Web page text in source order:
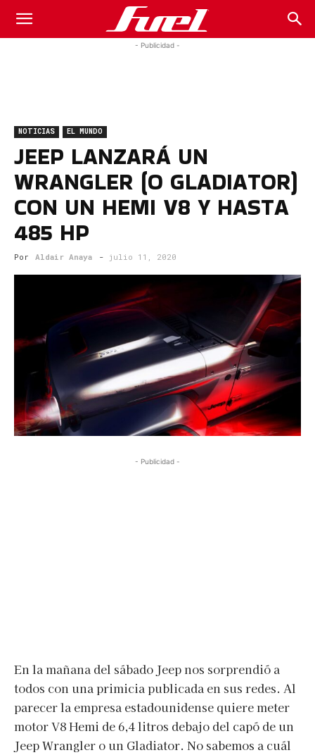
Fuel
Magazine
- Publicidad -
NOTICIAS EL MUNDO
JEEP LANZARÁ UN
WRANGLER (O GLADIATOR)
CON UN HEMI V8 Y HASTA
485 HP
Por Aldair Anaya - julio 11, 2020
- Publicidad -
En la mañana del sábado Jeep nos sorprendió a
todos con una primicia publicada en sus redes. Al
parecer la empresa estadounidense quiere meter
motor V8 Hemi de 6,4 litros debajo del capó de un
Jeep Wrangler o un Gladiator. No sabemos a cuál